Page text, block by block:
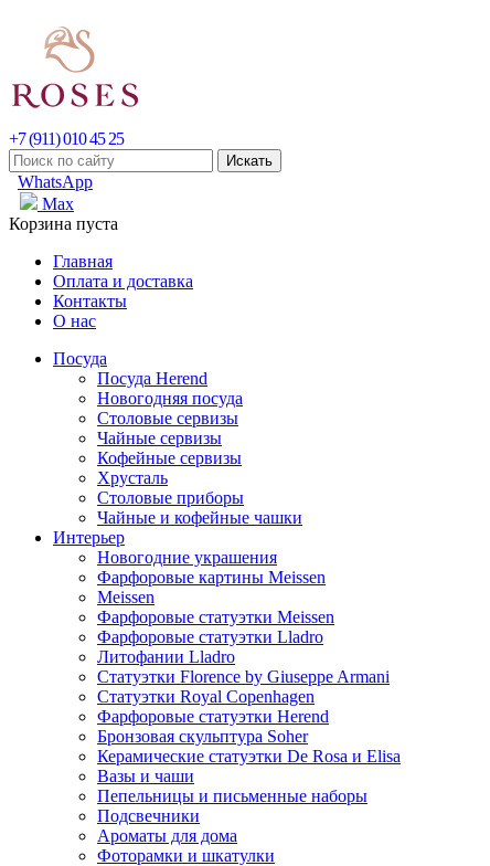
+7 (911) 010 45 25
WhatsApp
Max
Корзина пуста
Главная
Оплата и доставка
Контакты
О нас
Посуда
Посуда Herend
Новогодняя посуда
Столовые сервизы
Чайные сервизы
Кофейные сервизы
Хрусталь
Столовые приборы
Чайные и кофейные чашки
Интерьер
Новогодние украшения
Фарфоровые картины Meissen
Meissen
Фарфоровые статуэтки Meissen
Фарфоровые статуэтки Lladro
Литофании Lladro
Статуэтки Florence by Giuseppe Armani
Статуэтки Royal Copenhagen
Фарфоровые статуэтки Herend
Бронзовая скульптура Soher
Керамические статуэтки De Rosa и Elisa
Вазы и чаши
Пепельницы и письменные наборы
Подсвечники
Ароматы для дома
Фоторамки и шкатулки